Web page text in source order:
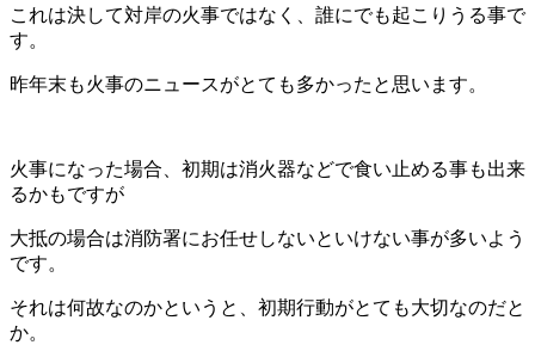
これは決して対岸の火事ではなく、誰にでも起こりうる事で
す。
昨年末も火事のニュースがとても多かったと思います。
火事になった場合、初期は消火器などで食い止める事も出来
るかもですが
大抵の場合は消防署にお任せしないといけない事が多いよう
です。
それは何故なのかというと、初期行動がとても大切なのだと
か。